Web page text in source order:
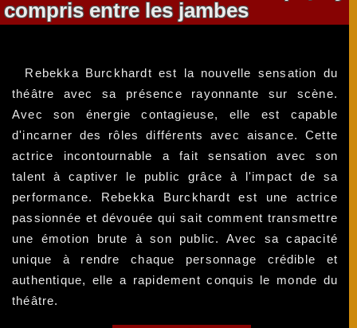
compris entre les jambes
Rebekka Burckhardt est la nouvelle sensation du
théâtre avec sa présence rayonnante sur scène.
Avec son énergie contagieuse, elle est capable
d'incarner des rôles différents avec aisance. Cette
actrice incontournable a fait sensation avec son
talent à captiver le public grâce à l'impact de sa
performance. Rebekka Burckhardt est une actrice
passionnée et dévouée qui sait comment transmettre
une émotion brute à son public. Avec sa capacité
unique à rendre chaque personnage crédible et
authentique, elle a rapidement conquis le monde du
théâtre.